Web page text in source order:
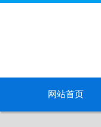
网站首页